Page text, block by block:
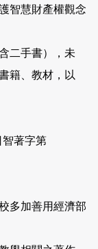
智慧財產權觀念
二手書），未
籍、教材，以
著字第
多加善用經濟部